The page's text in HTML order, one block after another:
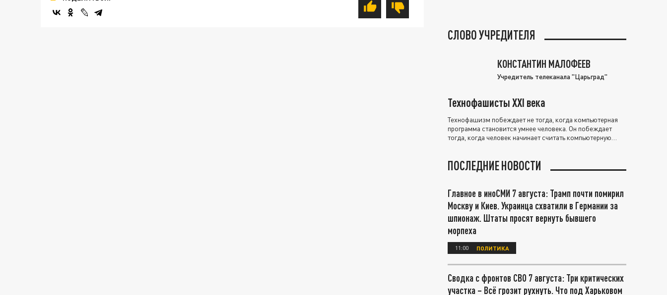
СЛОВО УЧРЕДИТЕЛЯ
КОНСТАНТИН МАЛОФЕЕВ
Учредитель телеканала "Царьград"
Технофашисты XXI века
Технофашизм побеждает не тогда, когда компьютерная
программа становится умнее человека. Он побеждает
тогда, когда человек начинает считать компьютерную
ПОСЛЕДНИЕ НОВОСТИ
Главное в иноСМИ 7 августа: Трамп почти помирил
Москву и Киев. Украинца схватили в Германии за
шпионаж. Штаты просят вернуть бывшего
морпеха
11:00 ПОЛИТИКА
Сводка с фронтов СВО 7 августа: Три критических
участка – Всё грозит рухнуть. Что под Харьковом